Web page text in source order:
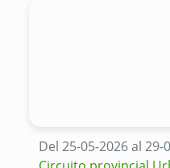
Del 25-05-2026 al 29-